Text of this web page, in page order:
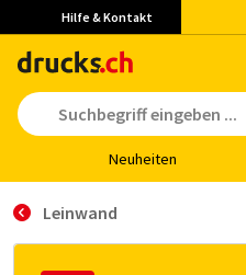
Hilfe & Kontakt
Neu­hei­ten
Leinwand